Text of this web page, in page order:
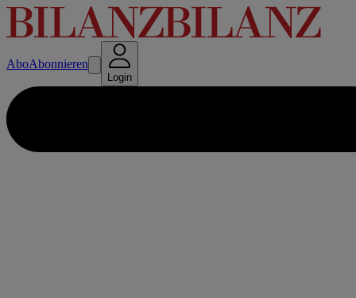
AboAbonnieren
Login